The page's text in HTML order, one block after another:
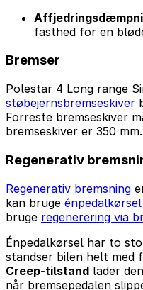
fasthed for en
Bremser
Polestar 4 Long range
støbejernsbremseskiver
Forreste bremseskiver
bremseskiver er 350 mm.
Regenerativ
Regenerativ bremsning
kan bruge énpedalkørsel
bruge regenerering via
Énpedalkørsel har to
standser bilen helt med
Creep-tilstand lader
når bremsepedalen